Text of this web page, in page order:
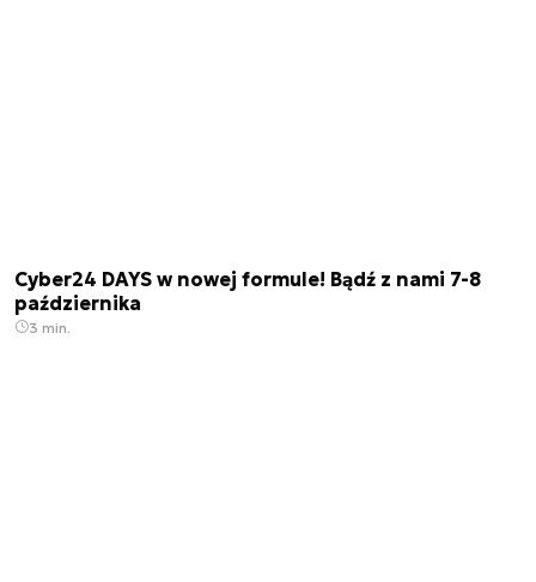
Cyber24 DAYS w nowej formule! Bądź z nami 7-8
października
3 min.